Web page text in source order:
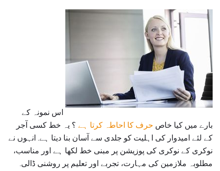
اس نمونہ کے
بارے میں کیا خاص حرف کا احاطہ کرتا ہے ؟ یہ خط کسی آجر
کے لئے امیدوار کی اہلیت کو جلدی سے آسان بنا دیتا ہے. انہوں نے
نوکری کے نوکری کی پوزیشن پر مبنی خط لکھا ہے اور مناسب،
مطلوبہ ملازمین کی مہارت، تجربے اور تعلیم پر روشنی ڈالی.